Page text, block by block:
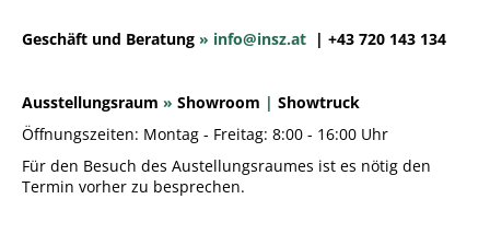
Geschäft und Beratung » info@insz.at | +43 720 143 134
Ausstellungsraum » Showroom | Showtruck
Öffnungszeiten: Montag - Freitag: 8:00 - 16:00 Uhr
Für den Besuch des Austellungsraumes ist es nötig den
Termin vorher zu besprechen.
c
h
n
S
i
e